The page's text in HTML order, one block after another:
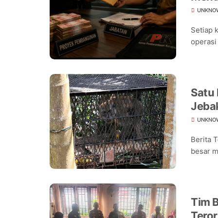
Setiap
operasi
Satu
Berita
besar
Tim